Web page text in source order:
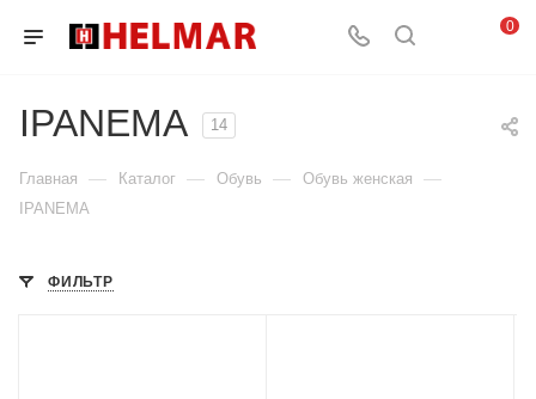
0
IPANEMA 14
Главная — Каталог — Обувь — Обувь женская —
IPANEMA
ФИЛЬТР